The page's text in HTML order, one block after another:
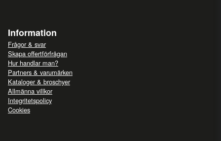
Information
Frågor & svar
Skapa offertförfrågan
Hur handlar man?
Partners & varumärken
Kataloger & broschyer
Allmänna villkor
Integritetspolicy
Cookies